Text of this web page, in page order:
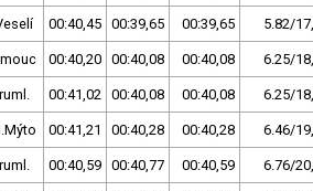
00:40,45 00:39,65 00:39,65 5.82/
00:40,20 00:40,08 00:40,08 6.25/
00:41,02 00:40,08 00:40,08 6.25/
00:41,21 00:40,28 00:40,28 6.46/
00:40,59 00:40,77 00:40,59 6.76/